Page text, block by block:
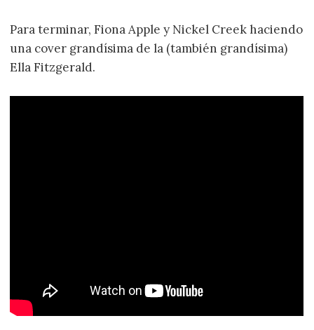
Para terminar, Fiona Apple y Nickel Creek haciendo
una cover grandísima de la (también grandísima)
Ella Fitzgerald.